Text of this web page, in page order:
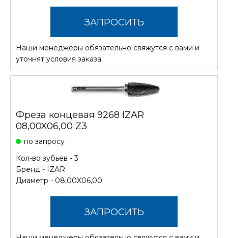
ЗАПРОСИТЬ
СТОИМОСТЬ
Наши менеджеры обязательно свяжутся с вами и
уточнят условия заказа
Фреза концевая 9268 IZAR
08,00X06,00 Z3
по запросу
Кол-во зубьев - 3
Бренд - IZAR
Диаметр - 08,00X06,00
ЗАПРОСИТЬ